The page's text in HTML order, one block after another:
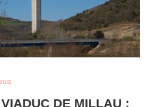
DE MILLAU :